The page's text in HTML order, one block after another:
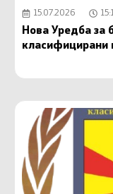
15.07.2026
Нова Уредба за